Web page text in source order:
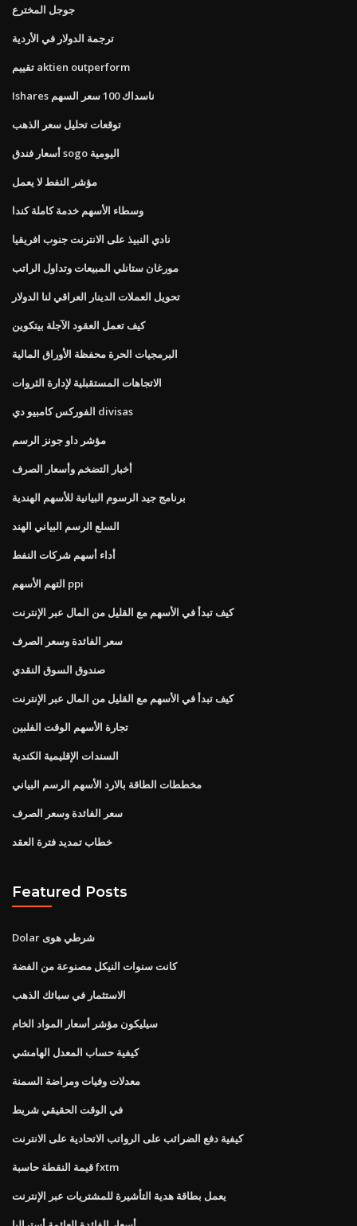
جوجل المخترع
ترجمة الدولار في الأردية
تقييم aktien outperform
Ishares ناسداك 100 سعر السهم
توقعات تحليل سعر الذهب
أسعار فندق sogo اليومية
مؤشر النفط لا يعمل
وسطاء الأسهم خدمة كاملة كندا
نادي النبيذ على الانترنت جنوب افريقيا
مورغان ستانلي المبيعات وتداول الراتب
تحويل العملات الدينار العراقي لنا الدولار
كيف تعمل العقود الآجلة بيتكوين
البرمجيات الحرة محفظة الأوراق المالية
الاتجاهات المستقبلية لإدارة الثروات
الفوركس كامبيو دي divisas
مؤشر داو جونز الرسم
أخبار التضخم وأسعار الصرف
برنامج جيد الرسوم البيانية للأسهم الهندية
السلع الرسم البياني الهند
أداء أسهم شركات النفط
التهم الأسهم ppi
كيف تبدأ في الأسهم مع القليل من المال عبر الإنترنت
سعر الفائدة وسعر الصرف
صندوق السوق النقدي
كيف تبدأ في الأسهم مع القليل من المال عبر الإنترنت
تجارة الأسهم الوقت الفلبين
السندات الإقليمية الكندية
مخططات الطاقة بالارد الأسهم الرسم البياني
سعر الفائدة وسعر الصرف
خطاب تمديد فترة العقد
Featured Posts
Dolar شرطي هوى
كانت سنوات النيكل مصنوعة من الفضة
الاستثمار في سبائك الذهب
سيليكون مؤشر أسعار المواد الخام
كيفية حساب المعدل الهامشي
معدلات وفيات ومراضة السمنة
في الوقت الحقيقي شريط
كيفية دفع الضرائب على الرواتب الاتحادية على الانترنت
قيمة النقطة حاسبة fxtm
يعمل بطاقة هدية التأشيرة للمشتريات عبر الإنترنت